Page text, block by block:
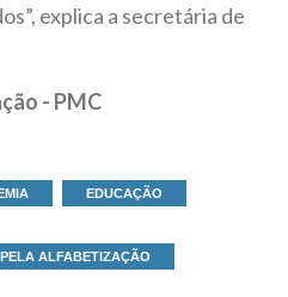
explica a secretária de
- PMC
EDUCAÇÃO
ALFABETIZAÇÃO